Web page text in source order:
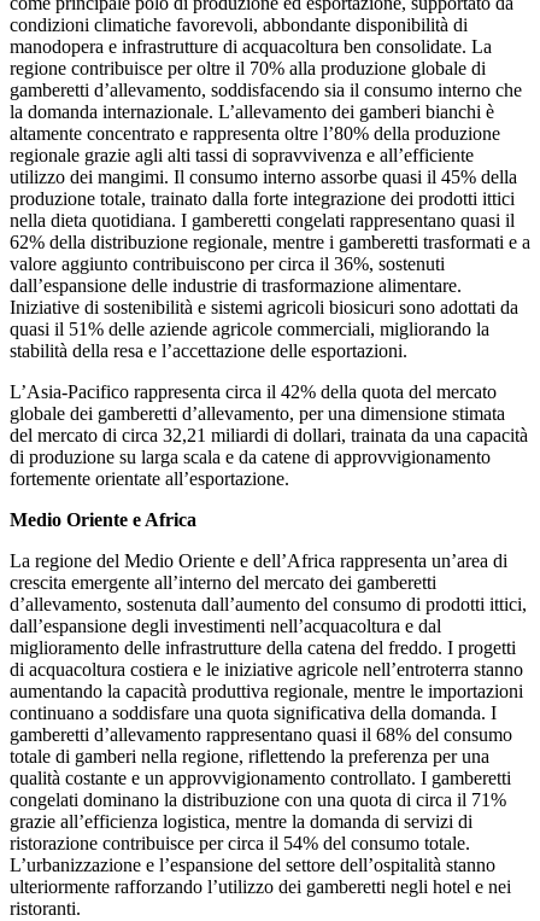
condizioni climatiche favorevoli, abbondante disponibilità di
manodopera e infrastrutture di acquacoltura ben consolidate. La
regione contribuisce per oltre il 70% alla produzione globale di
gamberetti d’allevamento, soddisfacendo sia il consumo interno che
la domanda internazionale. L’allevamento dei gamberi bianchi è
altamente concentrato e rappresenta oltre l’80% della produzione
regionale grazie agli alti tassi di sopravvivenza e all’efficiente
utilizzo dei mangimi. Il consumo interno assorbe quasi il 45% della
produzione totale, trainato dalla forte integrazione dei prodotti ittici
nella dieta quotidiana. I gamberetti congelati rappresentano quasi il
62% della distribuzione regionale, mentre i gamberetti trasformati e a
valore aggiunto contribuiscono per circa il 36%, sostenuti
dall’espansione delle industrie di trasformazione alimentare.
Iniziative di sostenibilità e sistemi agricoli biosicuri sono adottati da
quasi il 51% delle aziende agricole commerciali, migliorando la
stabilità della resa e l’accettazione delle esportazioni.
L’Asia-Pacifico rappresenta circa il 42% della quota del mercato
globale dei gamberetti d’allevamento, per una dimensione stimata
del mercato di circa 32,21 miliardi di dollari, trainata da una capacità
di produzione su larga scala e da catene di approvvigionamento
fortemente orientate all’esportazione.
Medio Oriente e Africa
La regione del Medio Oriente e dell’Africa rappresenta un’area di
crescita emergente all’interno del mercato dei gamberetti
d’allevamento, sostenuta dall’aumento del consumo di prodotti ittici,
dall’espansione degli investimenti nell’acquacoltura e dal
miglioramento delle infrastrutture della catena del freddo. I progetti
di acquacoltura costiera e le iniziative agricole nell’entroterra stanno
aumentando la capacità produttiva regionale, mentre le importazioni
continuano a soddisfare una quota significativa della domanda. I
gamberetti d’allevamento rappresentano quasi il 68% del consumo
totale di gamberi nella regione, riflettendo la preferenza per una
qualità costante e un approvvigionamento controllato. I gamberetti
congelati dominano la distribuzione con una quota di circa il 71%
grazie all’efficienza logistica, mentre la domanda di servizi di
ristorazione contribuisce per circa il 54% del consumo totale.
L’urbanizzazione e l’espansione del settore dell’ospitalità stanno
ulteriormente rafforzando l’utilizzo dei gamberetti negli hotel e nei
ristoranti.